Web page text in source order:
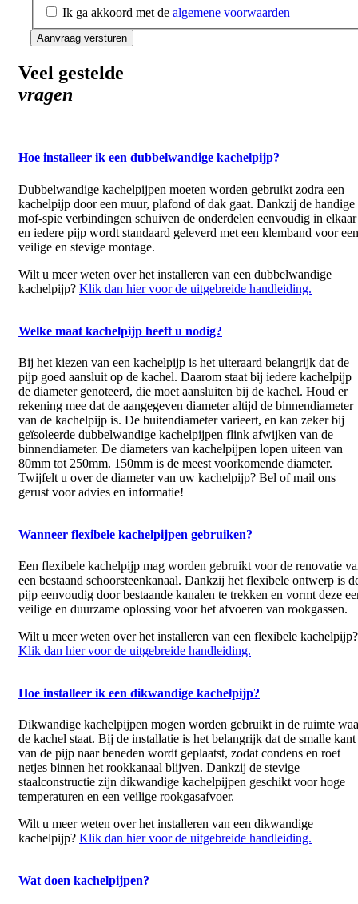
Ik ga akkoord met de algemene voorwaarden
Veel gestelde
vragen
Hoe installeer ik een dubbelwandige kachelpijp?
Dubbelwandige kachelpijpen moeten worden gebruikt zodra een
kachelpijp door een muur, plafond of dak gaat. Dankzij de handige
mof-spie verbindingen schuiven de onderdelen eenvoudig in elkaar
en iedere pijp wordt standaard geleverd met een klemband voor een
veilige en stevige montage.
Wilt u meer weten over het installeren van een dubbelwandige
kachelpijp? Klik dan hier voor de uitgebreide handleiding.
Welke maat kachelpijp heeft u nodig?
Bij het kiezen van een kachelpijp is het uiteraard belangrijk dat de
pijp goed aansluit op de kachel. Daarom staat bij iedere kachelpijp
de diameter genoteerd, die moet aansluiten bij de kachel. Houd er
rekening mee dat de aangegeven diameter altijd de binnendiameter
van de kachelpijp is. De buitendiameter varieert, en kan zeker bij
geïsoleerde dubbelwandige kachelpijpen flink afwijken van de
binnendiameter. De diameters van kachelpijpen lopen uiteen van
80mm tot 250mm. 150mm is de meest voorkomende diameter.
Twijfelt u over de diameter van uw kachelpijp? Bel of mail ons
gerust voor advies en informatie!
Wanneer flexibele kachelpijpen gebruiken?
Een flexibele kachelpijp mag worden gebruikt voor de renovatie
een bestaand schoorsteenkanaal. Dankzij het flexibele ontwerp is
pijp eenvoudig door bestaande kanalen te trekken en vormt deze
veilige en duurzame oplossing voor het afvoeren van rookgassen.
Wilt u meer weten over het installeren van een flexibele kachelpijp?
Klik dan hier voor de uitgebreide handleiding.
Hoe installeer ik een dikwandige kachelpijp?
Dikwandige kachelpijpen mogen worden gebruikt in de ruimte
de kachel staat. Bij de installatie is het belangrijk dat de smalle kant
van de pijp naar beneden wordt geplaatst, zodat condens en roet
netjes binnen het rookkanaal blijven. Dankzij de stevige
staalconstructie zijn dikwandige kachelpijpen geschikt voor hoge
temperaturen en een veilige rookgasafvoer.
Wilt u meer weten over het installeren van een dikwandige
kachelpijp? Klik dan hier voor de uitgebreide handleiding.
Wat doen kachelpijpen?